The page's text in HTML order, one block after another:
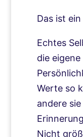
Das ist
Echtes
die
Werte so
andere
Nicht